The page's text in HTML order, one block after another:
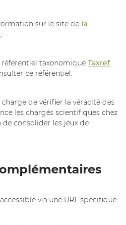
sur le site de la
.
réferentiel taxonomique Taxref.
ce référentiel.
de vérifier la véracité des
les chargés scientifiques chez
de consolider les jeux de
via une URL spécifique